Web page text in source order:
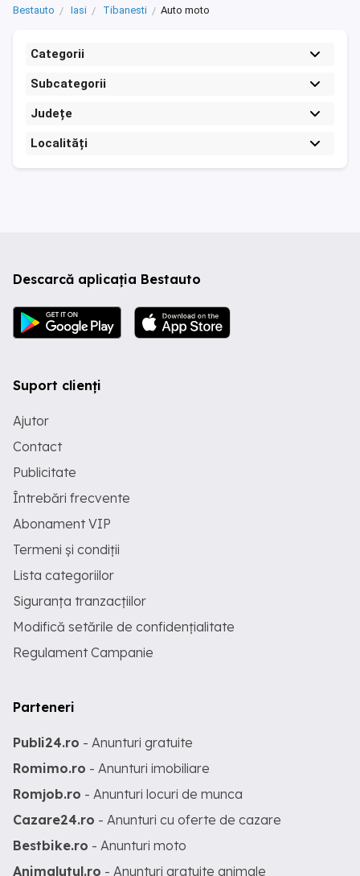
Bestauto Iasi Tibanesti Auto moto
Categorii
Subcategorii
Județe
Localități
Descarcă aplicația Bestauto
Suport clienți
Ajutor
Contact
Publicitate
Întrebări frecvente
Abonament VIP
Termeni și condiții
Lista categoriilor
Siguranța tranzacțiilor
Modifică setările de confidențialitate
Regulament Campanie
Parteneri
Publi24.ro - Anunturi gratuite
Romimo.ro - Anunturi imobiliare
Romjob.ro - Anunturi locuri de munca
Cazare24.ro - Anunturi cu oferte de cazare
Bestbike.ro - Anunturi moto
Animalutul.ro - Anunturi gratuite animale